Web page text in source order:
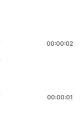
00:00:02
00:00:01